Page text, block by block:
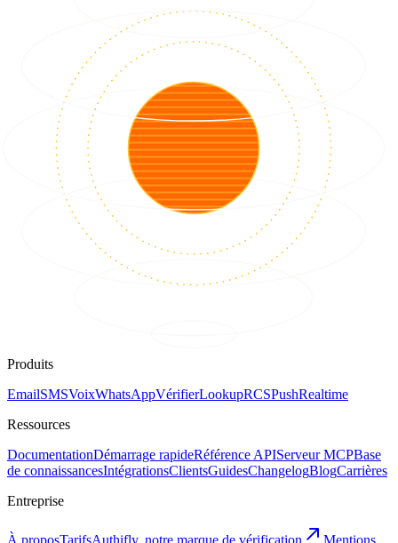
Produits
EmailSMSVoixWhatsAppVérifierLookupRCSPushRealtime
Ressources
DocumentationDémarrage rapideRéférence APIServeur MCPBase
de connaissancesIntégrationsClientsGuidesChangelogBlogCarrières
Entreprise
À proposTarifsAuthifly, notre marque de vérification Mentions